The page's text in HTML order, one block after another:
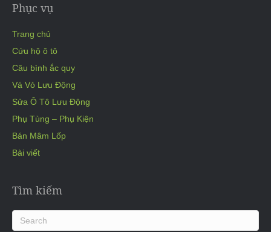
Phục vụ
Trang chủ
Cứu hộ ô tô
Câu bình ắc quy
Vá Vỏ Lưu Động
Sửa Ô Tô Lưu Động
Phụ Tùng – Phụ Kiện
Bán Mâm Lốp
Bài viết
Tìm kiếm